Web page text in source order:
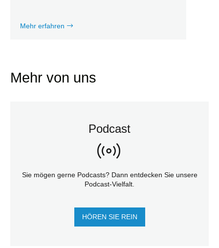
Mehr erfahren
Mehr von uns
Podcast
Sie mögen gerne Podcasts? Dann entdecken Sie unsere
Podcast-Vielfalt.
HÖREN SIE REIN